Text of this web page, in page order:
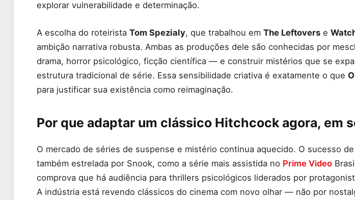
explorar vulnerabilidade e determinação.
A escolha do roteirista Tom Spezialy, que trabalhou em The Leftovers e
ambição narrativa robusta. Ambas as produções dele são conhecidas por
drama, horror psicológico, ficção científica — e construir mistérios que se
estrutura tradicional de série. Essa sensibilidade criativa é exatamente o que
para justificar sua existência como reimaginação.
Por que adaptar um clássico Hitchcock agora, em
O mercado de séries de suspense e mistério continua aquecido. O sucesso de
também estrelada por Snook, como a série mais assistida no Prime Video
comprova que há audiência para thrillers psicológicos liderados por
A indústria está revendo clássicos do cinema com novo olhar — não por